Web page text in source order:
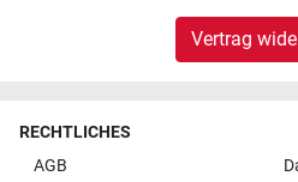
Vertrag
RECHTLICHES
AGB